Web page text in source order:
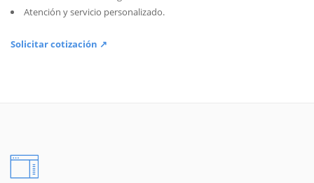
Atención y servicio personalizado.
Solicitar cotización ↗